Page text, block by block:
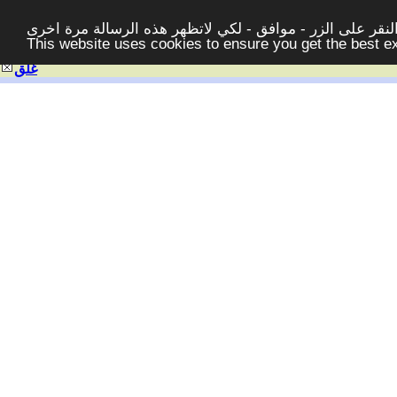
على الزر - موافق - لكي لاتظهر هذه الرسالة مرة اخرى -
This website uses cookies to ensure you get the best
غلق